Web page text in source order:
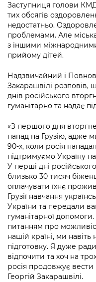
Заступниця голови
тих обсягів
недостатньо.
проблемами. Але
з іншими
прийому дітей.
Надзвичайний і
Закарашвілі розповів,
днів російського
гуманітарно та надає
«З першого дня
напад на Грузію, адже
90-х, коли росія
підтримуємо Україну
У перші дні
близько 30 тисяч
оплачувати їхнє
Грузії навчання
України та передали
гуманітарної
питанням про
нашій країні, ми
підготовку. Я дуже
відпочити та хоч на
росія продовжує
Георгій Закарашвілі.